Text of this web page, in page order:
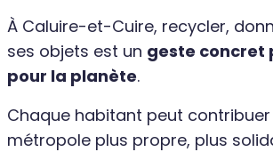
À Caluire-et-Cuire, recycler,
ses objets est un geste concret
pour la planète.
Chaque habitant peut
métropole plus propre, plus